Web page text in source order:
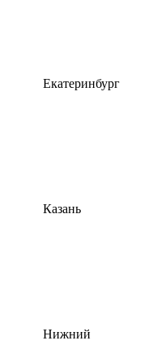
Екатеринбург
Казань
Нижний